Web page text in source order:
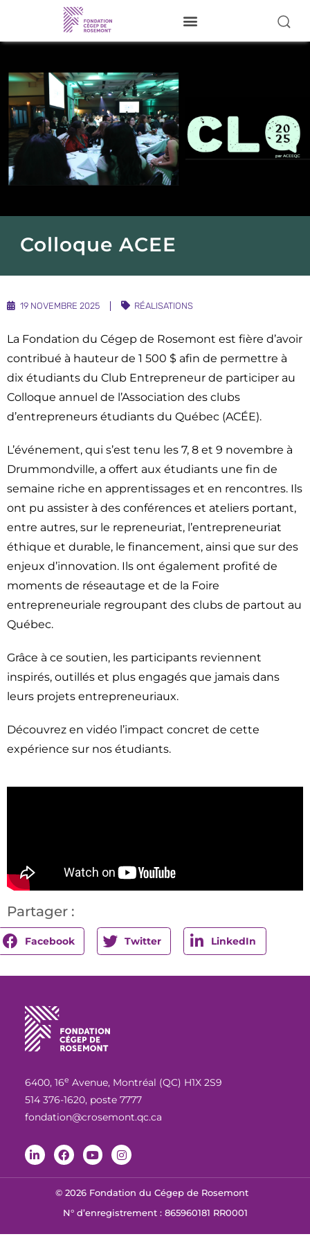
À propos
Nos activités
Pour nos étudiants
Donateurs
Infolettre
Témoignages
Colloque ACEE
19 NOVEMBRE 2025 RÉALISATIONS
La Fondation du Cégep de Rosemont est fière d’avoir
contribué à hauteur de 1 500 $ afin de permettre à
dix étudiants du Club Entrepreneur de participer au
Colloque annuel de l’Association des clubs
d’entrepreneurs étudiants du Québec (ACÉE).
L’événement, qui s’est tenu les 7, 8 et 9 novembre à
Drummondville, a offert aux étudiants une fin de
semaine riche en apprentissages et en rencontres. Ils
ont pu assister à des conférences et ateliers portant,
entre autres, sur le repreneuriat, l’entrepreneuriat
éthique et durable, le financement, ainsi que sur des
enjeux d’innovation. Ils ont également profité de
moments de réseautage et de la Foire
entrepreneuriale regroupant des clubs de partout au
Québec.
Grâce à ce soutien, les participants reviennent
inspirés, outillés et plus engagés que jamais dans
leurs projets entrepreneuriaux.
Découvrez en vidéo l’impact concret de cette
expérience sur nos étudiants.
Partager :
Facebook Twitter LinkedIn
6400, 16e Avenue, Montréal (QC) H1X 2S9
514 376-1620, poste 7777
fondation@crosemont.qc.ca
© 2026 Fondation du Cégep de Rosemont
N° d’enregistrement : 865960181 RR0001